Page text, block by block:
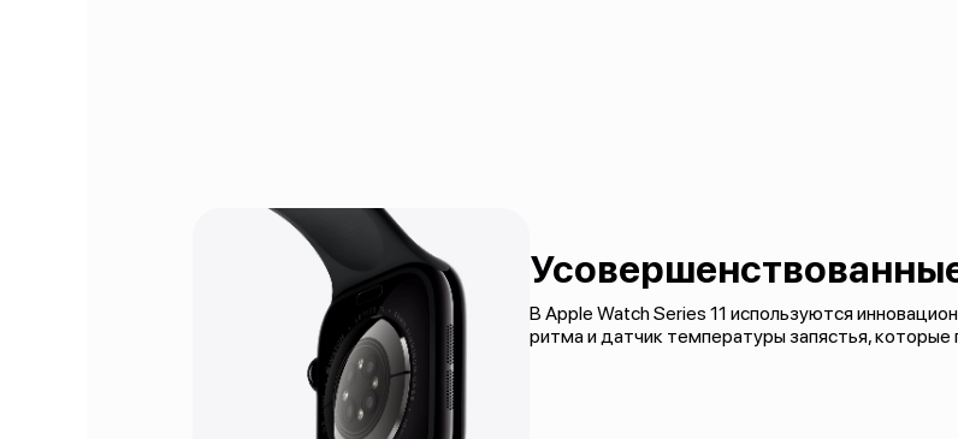
В Apple Watch Series 11 используются
ритма и датчик температуры запястья,